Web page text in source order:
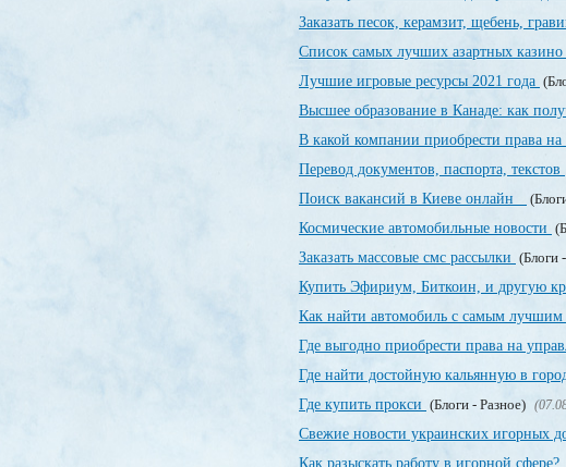
Заказать песок, керамзит, щебень,
Список самых лучших азартных казино
Лучшие игровые ресурсы 2021 года
Высшее образование в Канаде: как
В какой компании приобрести права на
Перевод документов, паспорта, текстов
Поиск вакансий в Киеве онлайн
Космические автомобильные новости
Заказать массовые смс рассылки (Блоги
Купить Эфириум, Биткоин, и другую
Как найти автомобиль с самым лучшим
Где выгодно приобрести права на
Где найти достойную кальянную в
Где купить прокси (Блоги - Разное)
Свежие новости украинских игорных
Как разыскать работу в игорной сфере?